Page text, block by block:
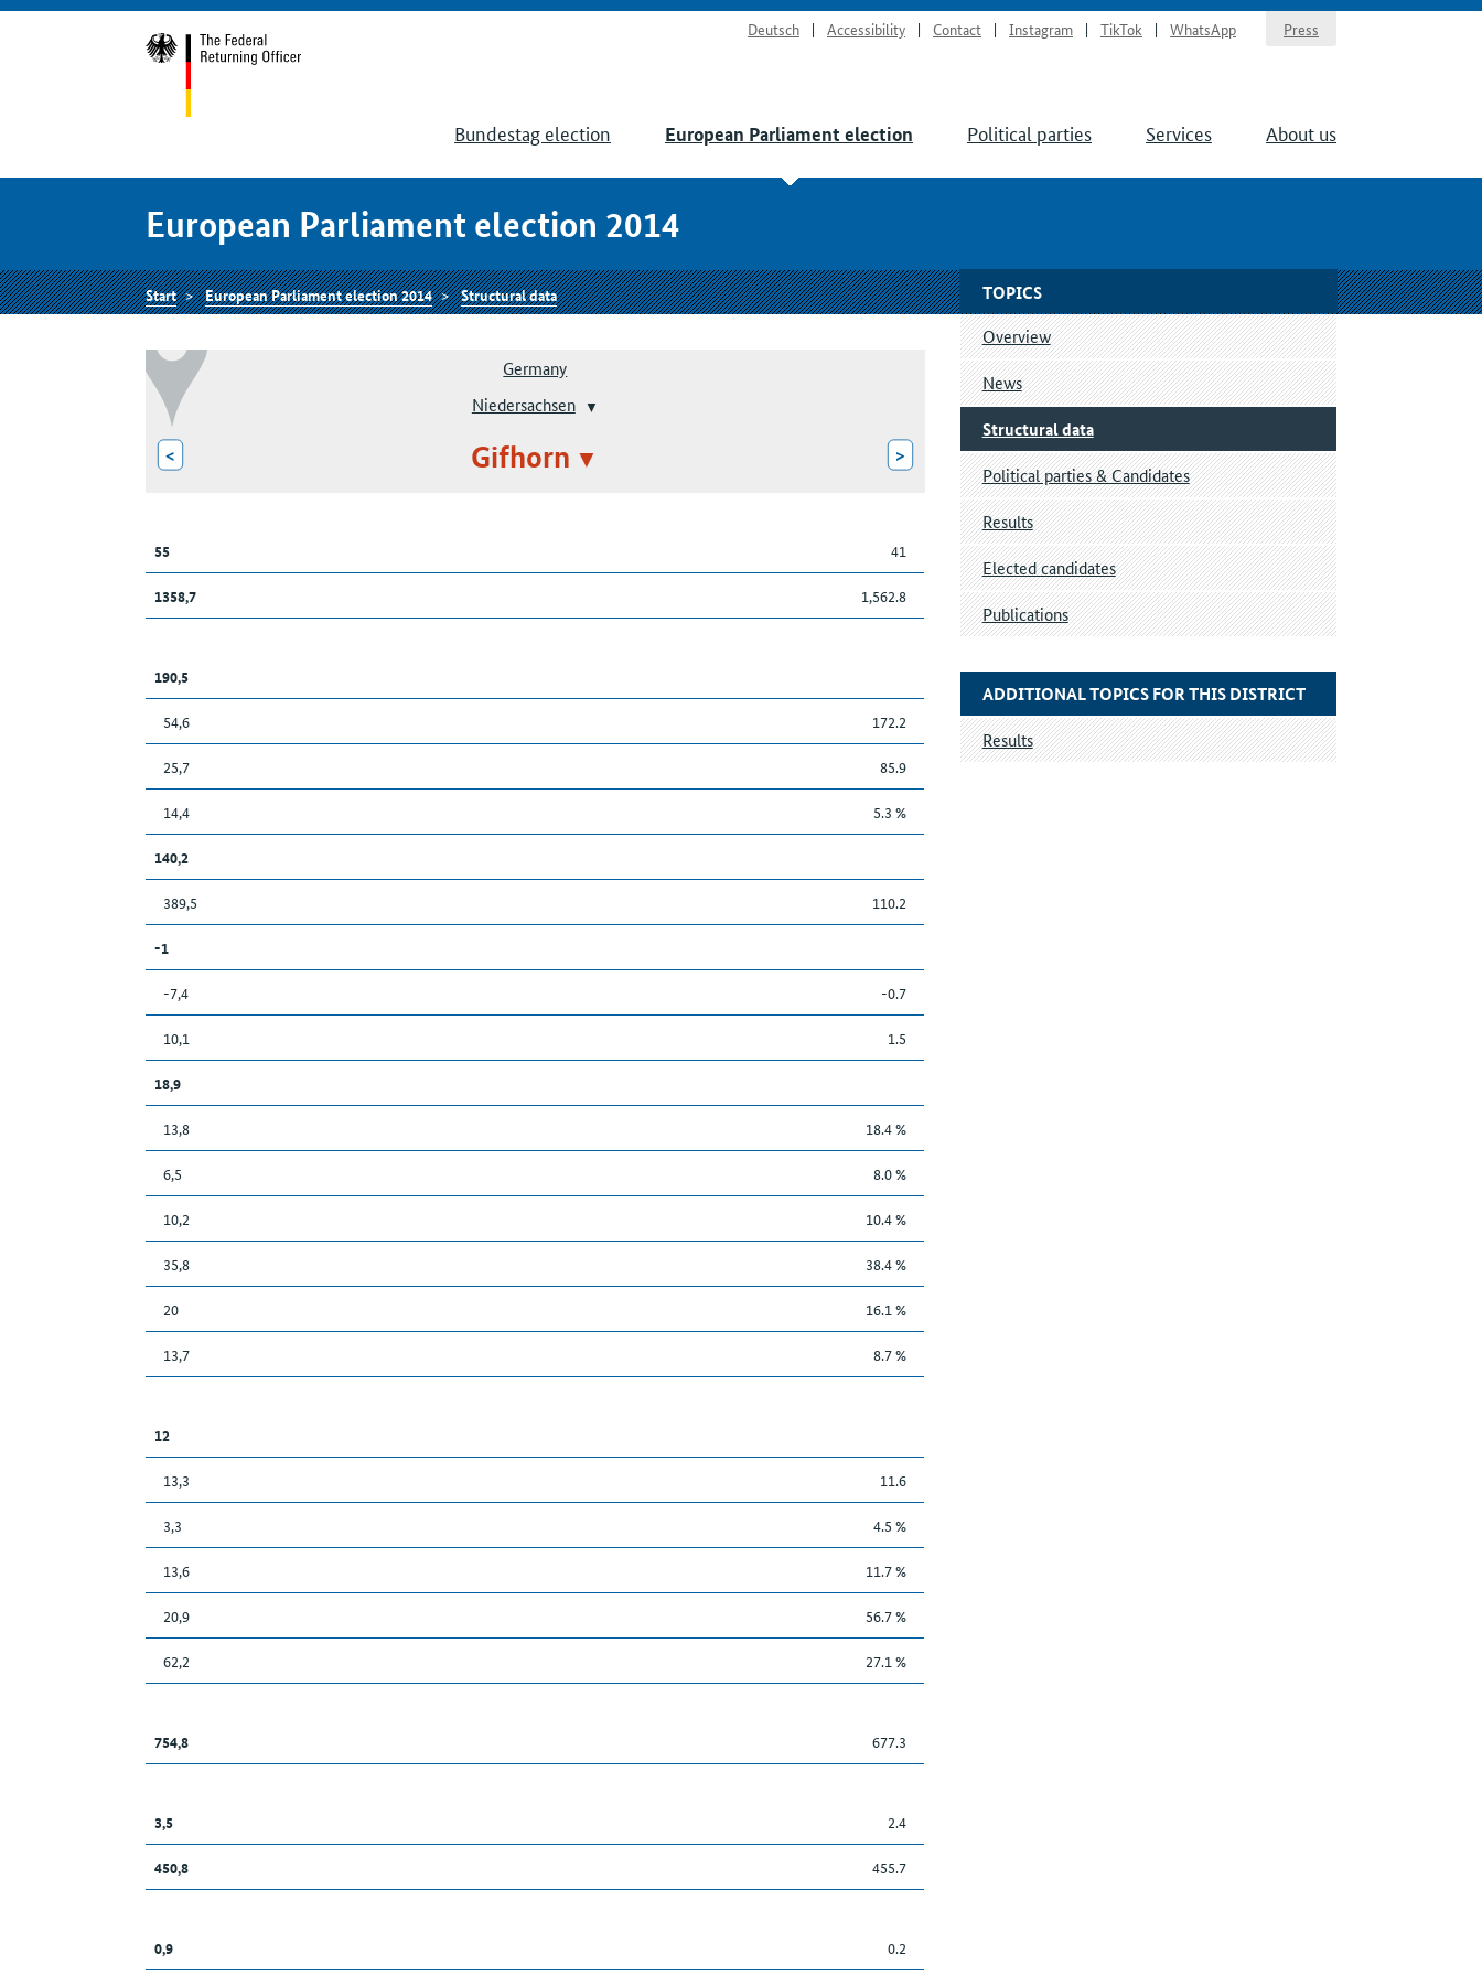
Deutsch Accessibility Contact Instagram TikTok WhatsApp Press
Bundestag election European Parliament election Political parties Services About us
European Parliament election 2014
Start European Parliament election 2014 Structural data
Germany
Niedersachsen
< Gifhorn >
55 41
1358,7 1,562.8
190,5
54,6 172.2
25,7 85.9
14,4 5.3 %
140,2
389,5 110.2
-1
-7,4 -0.7
10,1 1.5
18,9
13,8 18.4 %
6,5 8.0 %
10,2 10.4 %
35,8 38.4 %
20 16.1 %
13,7 8.7 %
12
13,3 11.6
3,3 4.5 %
13,6 11.7 %
20,9 56.7 %
62,2 27.1 %
754,8 677.3
3,5 2.4
450,8 455.7
0,9 0.2
TOPICS
Overview
News
Structural data
Political parties & Candidates
Results
Elected candidates
Publications
ADDITIONAL TOPICS FOR THIS DISTRICT
Results